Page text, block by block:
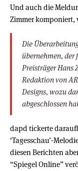
Und auch die
Zimmer
Die
übernehmen, der
Preisträger Hans
Redaktion von
Designs, wozu
abgeschlossen
dapd tickerte
‘Tagesschau’-
diesen Berichten
“Spiegel Online”